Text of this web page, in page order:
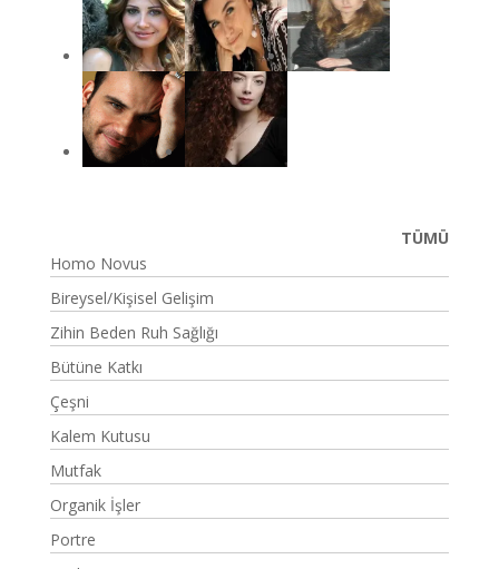
TÜMÜ
Homo Novus
Bireysel/Kişisel Gelişim
Zihin Beden Ruh Sağlığı
Bütüne Katkı
Çeşni
Kalem Kutusu
Mutfak
Organik İşler
Portre